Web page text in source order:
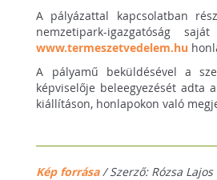
A pályázattal kapcsolatban
nemzetipark-igazgatóság
www.termeszetvedelem.hu
A pályamű beküldésével a
képviselője beleegyezését adta
kiállításon, honlapokon való
Kép forrása/ Szerző: Rózsa Lajos